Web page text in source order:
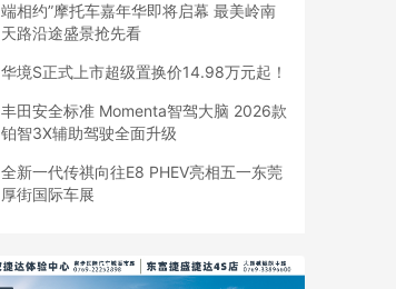
端相约”摩托车嘉年华即将启幕 最美岭南
天路沿途盛景抢先看
华境S正式上市超级置换价14.98万元起！
丰田安全标准 Momenta智驾大脑 2026款
铂智3X辅助驾驶全面升级
全新一代传祺向往E8 PHEV亮相五一东莞
厚街国际车展